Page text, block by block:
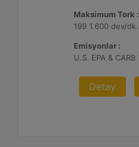
Maksimum Tork :
Emisyonlar :
Detay